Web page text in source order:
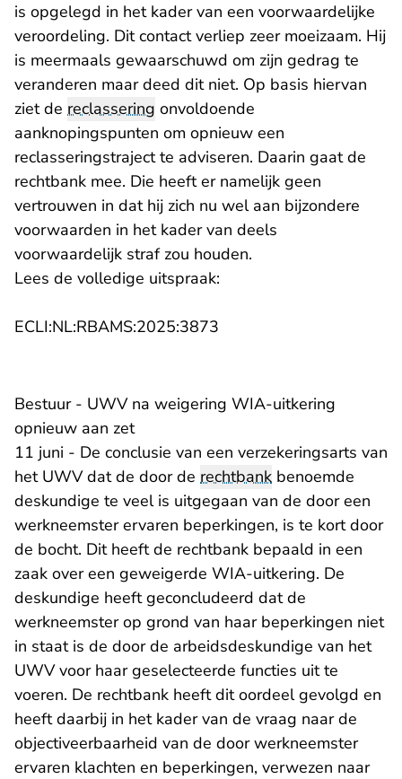
is opgelegd in het kader van een voorwaardelijke
veroordeling. Dit contact verliep zeer moeizaam. Hij
is meermaals gewaarschuwd om zijn gedrag te
veranderen maar deed dit niet. Op basis hiervan
ziet de reclassering onvoldoende
aanknopingspunten om opnieuw een
reclasseringstraject te adviseren. Daarin gaat de
rechtbank mee. Die heeft er namelijk geen
vertrouwen in dat hij zich nu wel aan bijzondere
voorwaarden in het kader van deels
voorwaardelijk straf zou houden.
Lees de volledige uitspraak:
ECLI:NL:RBAMS:2025:3873
Bestuur - UWV na weigering WIA-uitkering
opnieuw aan zet
11 juni - De conclusie van een verzekeringsarts van
het UWV dat de door de rechtbank benoemde
deskundige te veel is uitgegaan van de door een
werkneemster ervaren beperkingen, is te kort door
de bocht. Dit heeft de rechtbank bepaald in een
zaak over een geweigerde WIA-uitkering. De
deskundige heeft geconcludeerd dat de
werkneemster op grond van haar beperkingen niet
in staat is de door de arbeidsdeskundige van het
UWV voor haar geselecteerde functies uit te
voeren. De rechtbank heeft dit oordeel gevolgd en
heeft daarbij in het kader van de vraag naar de
objectiveerbaarheid van de door werkneemster
ervaren klachten en beperkingen, verwezen naar